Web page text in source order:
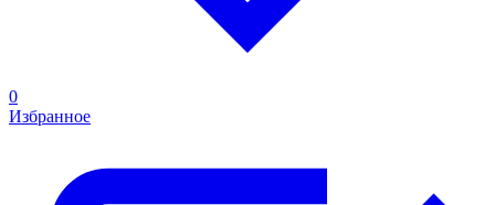
0
Избранное